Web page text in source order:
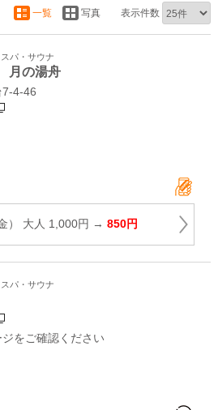
一覧 写真 表示件数
パ・サウナ
月の湯舟
） 大人 1,000円 → 850円
パ・サウナ
をご確認ください